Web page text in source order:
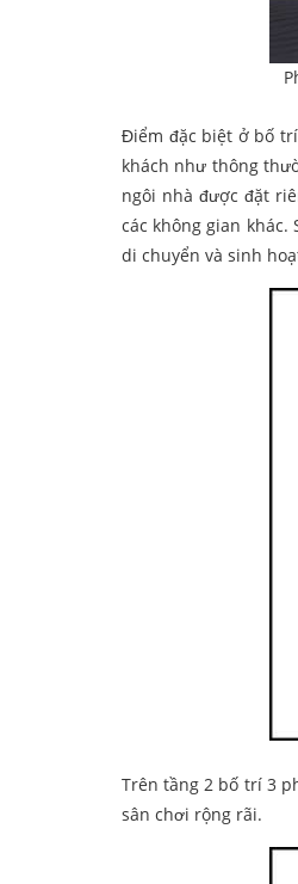
Điểm đặc biệt ở bố
khách như thông
ngôi nhà được đặt
các không gian
di chuyển và sinh
Trên tầng 2 bố trí 3
sân chơi rộng rãi.